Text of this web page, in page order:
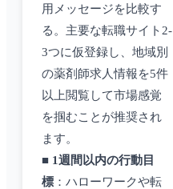
用メッセージを比較す
る。主要な転職サイト2-
3つに仮登録し、地域別
の薬剤師求人情報を5件
以上閲覧して市場感覚
を掴むことが推奨され
ます。
■ 1週間以内の行動目
標 ：ハローワークや転